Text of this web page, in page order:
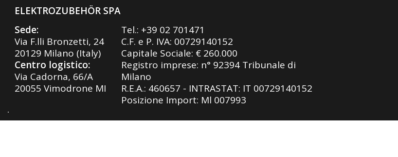
ELEKTROZUBEHÖR SPA
Sede:
Via F.lli Bronzetti, 24
20129 Milano (Italy)
Centro logistico:
Via Cadorna, 66/A
20055 Vimodrone MI
Tel.: +39 02 701471
C.F. e P. IVA: 00729140152
Capitale Sociale: € 260.000
Registro imprese: n° 92394 Tribunale di
Milano
R.E.A.: 460657 - INTRASTAT: IT 00729140152
Posizione Import: Ml 007993